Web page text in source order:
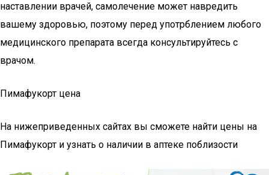
наставлении врачей, самолечение может навредить
вашему здоровью, поэтому перед употрблением любого
медицинского препарата всегда консультируйтесь с
врачом.
Пимафукорт цена
На нижеприведенных сайтах вы сможете найти цены на
Пимафукорт и узнать о наличии в аптеке поблизости